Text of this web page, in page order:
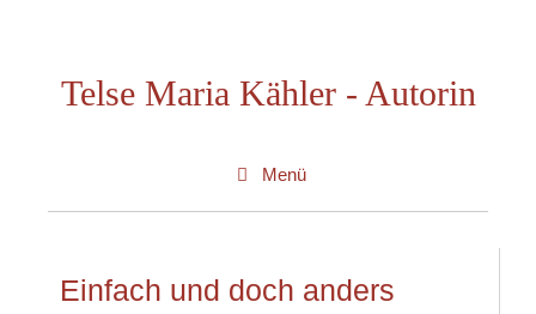
springenTelse Maria Kähler - Autorin
Menü
Einfach und doch anders